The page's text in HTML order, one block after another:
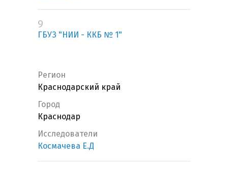
9
ГБУЗ "НИИ - ККБ № 1"
Регион
Краснодарский край
Город
Краснодар
Исследователи
Космачева Е.Д